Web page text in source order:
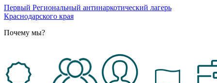
Первый Региональный антинаркотический лагерь
Краснодарского края
Почему мы?